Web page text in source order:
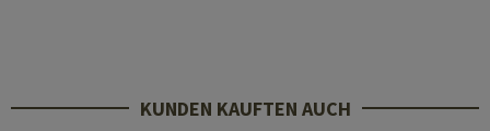
KUNDEN KAUFTEN AUCH